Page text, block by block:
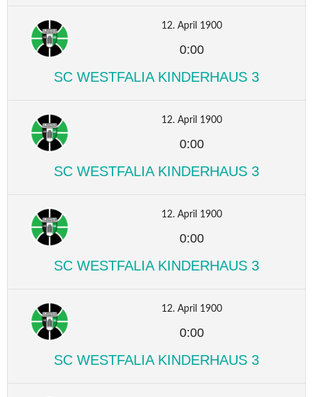
12. April 1900
0:00
SC WESTFALIA KINDERHAUS 3
12. April 1900
0:00
SC WESTFALIA KINDERHAUS 3
12. April 1900
0:00
SC WESTFALIA KINDERHAUS 3
12. April 1900
0:00
SC WESTFALIA KINDERHAUS 3